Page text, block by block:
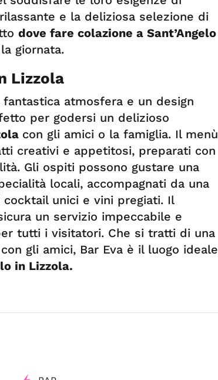
e la deliziosa selezione di
dove fare colazione a Sant’Angelo
giornata.
Lizzola
atmosfera e un design
per godersi un delizioso
con gli amici o la famiglia. Il menù
creativi e appetitosi, preparati con
Gli ospiti possono gustare una
locali, accompagnati da una
unici e vini pregiati. Il
un servizio impeccabile e
tutti i visitatori. Che si tratti di una
gli amici, Bar Eva è il luogo ideale
in Lizzola.